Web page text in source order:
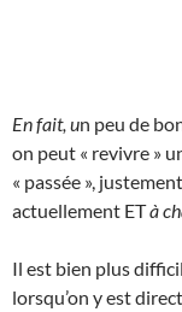
En fait, un peu de
on peut « revivre »
« passée »,
actuellement ETà
Il est bien plus
lorsqu’on y est